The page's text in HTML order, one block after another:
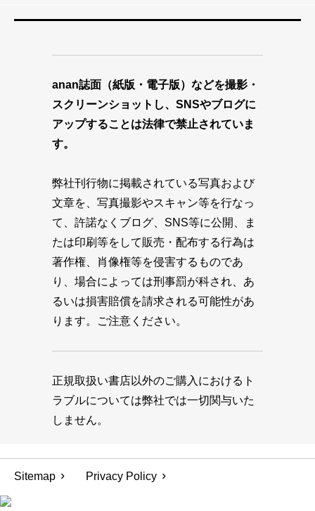
anan誌面（紙版・電子版）などを撮影・
スクリーンショットし、SNSやブログに
アップすることは法律で禁止されていま
す。
弊社刊行物に掲載されている写真および
文章を、写真撮影やスキャン等を行なっ
て、許諾なくブログ、SNS等に公開、ま
たは印刷等をして販売・配布する行為は
著作権、肖像権等を侵害するものであ
り、場合によっては刑事罰が科され、あ
るいは損害賠償を請求される可能性があ
ります。ご注意ください。
正規取扱い書店以外のご購入におけるト
ラブルについては弊社では一切関与いた
しません。
Sitemap Privacy Policy